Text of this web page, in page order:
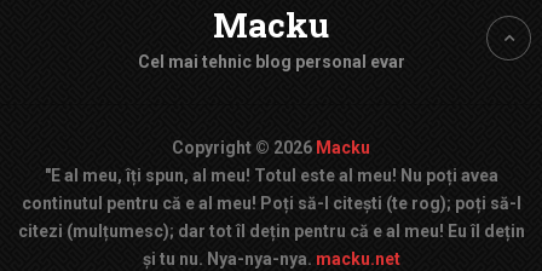
Macku
Cel mai tehnic blog personal evar
Copyright © 2026 Macku
"E al meu, îți spun, al meu! Totul este al meu! Nu poți avea
continutul pentru că e al meu! Poți să-l citești (te rog); poți să-l
citezi (mulțumesc); dar tot îl dețin pentru că e al meu! Eu îl dețin
și tu nu. Nya-nya-nya. macku.net